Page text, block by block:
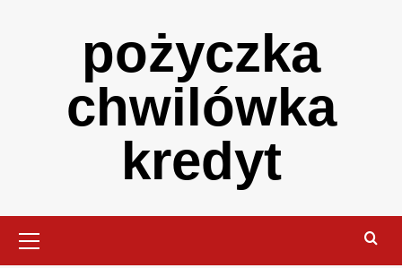
pożyczka
chwilówka
kredyt
Menu